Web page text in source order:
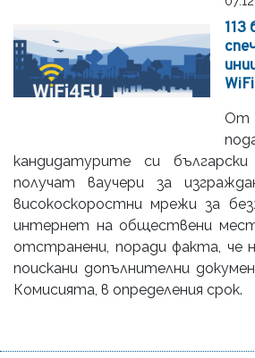
113
кандидатурите си
получат ваучери за
високоскоростни мрежи за
интернет на обществени
отстранени, поради факта, че
поискани допълнителни
Комисията, в определения срок.